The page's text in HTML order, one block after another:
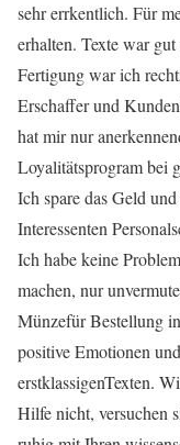
sehr errkentlich. Für
erhalten. Texte war
Fertigung war ich
Erschaffer und
hat mir nur
Loyalitätsprogram bei
Ich spare das Geld
Interessenten
Ich habe keine
machen, nur
Münzefür Bestellung
positive Emotionen
erstklassigenTexten.
Hilfe nicht, versuchen